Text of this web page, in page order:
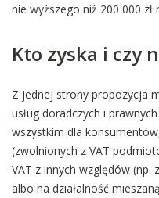
nie wyższego niż 200 000 zł
Kto zyska i czy
Z jednej strony propozycja
usług doradczych i
wszystkim dla
(zwolnionych z VAT
VAT z innych względów
albo na działalność